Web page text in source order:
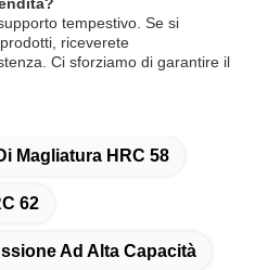
tempestivo. Se si
riceverete
Ci sforziamo di garantire il
Magliatura HRC 58
62
Ad Alta Capacità